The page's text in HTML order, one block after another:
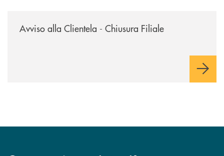
Avviso alla Clientela - Chiusura Filiale